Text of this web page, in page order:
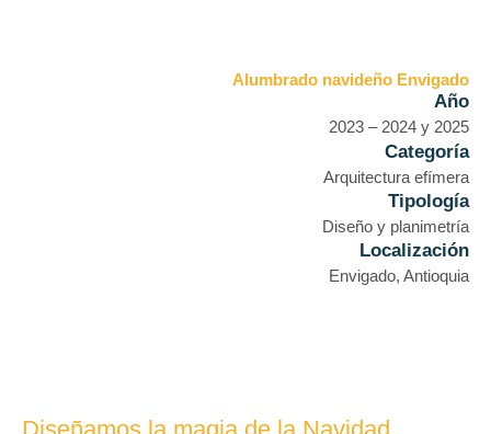
Alumbrado navideño Envigado
Año
2023 – 2024 y 2025
Categoría
Arquitectura efímera
Tipología
Diseño y planimetría
Localización
Envigado, Antioquia